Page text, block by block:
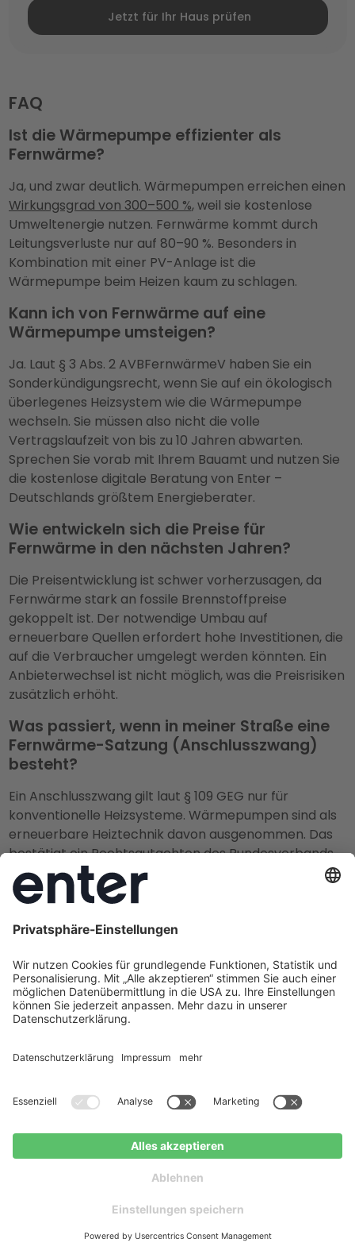
Jetzt für Ihr Haus prüfen
FAQ
Ist die Wärmepumpe effizienter als
Fernwärme?
Ja, und zwar deutlich. Wärmepumpen erreichen einen
Wirkungsgrad von 300–500 %, weil sie kostenlose
Umweltenergie nutzen. Fernwärme kommt durch
Leitungsverluste nur auf 80–90 %. Besonders in
Kombination mit einer PV-Anlage ist die
Wärmepumpe beim Heizen kaum zu schlagen.
Kann ich von Fernwärme auf eine
Wärmepumpe umsteigen?
Ja. Laut § 3 Abs. 2 AVBFernwärmeV haben Sie ein
Sonderkündigungsrecht, wenn Sie auf ein ökologisch
überlegenes Heizsystem wie die Wärmepumpe
wechseln. Sie müssen also nicht die volle
Vertragslaufzeit von bis zu 10 Jahren abwarten.
Sprechen Sie vorab mit Ihrem Bauamt und nutzen Sie
die kostenlose digitale Beratung von Enter –
Deutschlands größtem Energieberater.
Wie entwickeln sich die Preise für
Fernwärme in den nächsten Jahren?
Die Preisentwicklung ist schwer vorherzusagen, da
Fernwärme stark an fossile Brennstoffpreise
gekoppelt ist. Der notwendige Umbau auf
erneuerbare Quellen erfordert hohe Investitionen, die
auf die Verbraucher umgelegt werden könnten. Ein
Anbieterwechsel ist nicht möglich, was die Preisrisiken
zusätzlich erhöht.
Was passiert, wenn in meiner Straße eine
Fernwärme-Satzung (Anschlusszwang)
besteht?
Ein Anschlusszwang gilt laut § 109 GEG nur für
konventionelle Heizsysteme. Wärmepumpen sind als
erneuerbare Heiztechnik davon ausgenommen. Das
bestätigt ein Rechtsgutachten des Bundesverbands
Wärmepumpe. Sie dürfen sich also auch in Gebieten
mit Anschlusszwang für eine Wärmepumpe
Lohnt sich eine Wärmepumpe auch in
einem unsanierten Altbau im Vergleich zur
Fernwärme?
Moderne Wärmepumpen funktionieren auch in vielen
unsanierten Altbauten
Maßnahmen wie Dämmung oder Fenstertausch
verbessern die Effizienz und senken die Heizkosten
größter Energieberater beim gesamten
Gebäudeanalyse über die perfekt dimensionierte
Wärmepumpe bis zur Gebäudehülle. Inklusive
Fördergarantie: 100 % garantierte Auszahlung der